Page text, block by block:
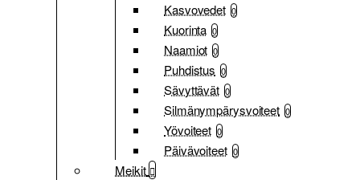
Kasvovedet 0
Kuorinta 0
Naamiot 0
Puhdistus 0
Sävyttävät 0
Silmänympärysvoiteet 0
Yövoiteet 0
Päivävoiteet 0
Meikit